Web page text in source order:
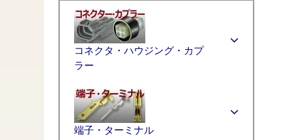
コネクタ・ハウジング・カプ
ラー
端子・ターミナル